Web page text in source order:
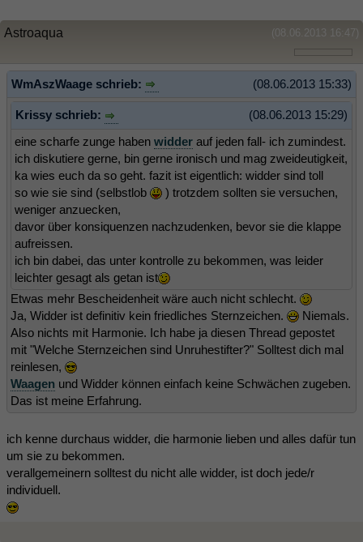
(08.06.2013 16:47)
Astroaqua
(08.06.2013 15:33)
WmAszWaage schrieb:
(08.06.2013 15:29)
Krissy schrieb:
eine scharfe zunge haben widder auf jeden fall- ich zumindest.
ich diskutiere gerne, bin gerne ironisch und mag zweideutigkeit,
ka wies euch da so geht. fazit ist eigentlich: widder sind toll
so wie sie sind (selbstlob
) trotzdem sollten sie versuchen,
weniger anzuecken,
davor über konsiquenzen nachzudenken, bevor sie die klappe
aufreissen.
ich bin dabei, das unter kontrolle zu bekommen, was leider
leichter gesagt als getan ist
Etwas mehr Bescheidenheit wäre auch nicht schlecht.
Ja, Widder ist definitiv kein friedliches Sternzeichen.
Niemals.
Also nichts mit Harmonie. Ich habe ja diesen Thread gepostet
mit "Welche Sternzeichen sind Unruhestifter?" Solltest dich mal
reinlesen,
Waagen und Widder können einfach keine Schwächen zugeben.
Das ist meine Erfahrung.
ich kenne durchaus widder, die harmonie lieben und alles dafür tun
um sie zu bekommen.
verallgemeinern solltest du nicht alle widder, ist doch jede/r
individuell.